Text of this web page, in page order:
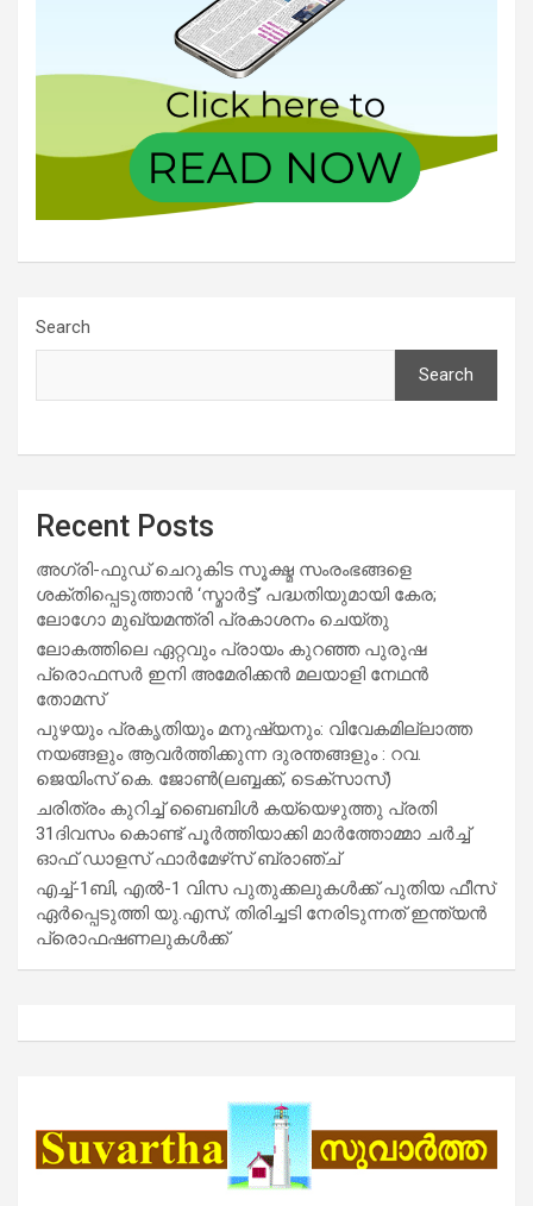
Search
Search
Recent Posts
അഗ്രി-ഫുഡ് ചെറുകിട സൂക്ഷ്മ സംരംഭങ്ങളെ
ശക്തിപ്പെടുത്താന്‍ ‘സ്മാര്‍ട്ട്’ പദ്ധതിയുമായി കേര;
ലോഗോ മുഖ്യമന്ത്രി പ്രകാശനം ചെയ്തു
ലോകത്തിലെ ഏറ്റവും പ്രായം കുറഞ്ഞ പുരുഷ
പ്രൊഫസർ ഇനി അമേരിക്കൻ മലയാളി നേഥൻ
തോമസ്
പുഴയും പ്രകൃതിയും മനുഷ്യനും: വിവേകമില്ലാത്ത
നയങ്ങളും ആവർത്തിക്കുന്ന ദുരന്തങ്ങളും : റവ.
ജെയിംസ് കെ. ജോൺ(ലബ്ബക്ക്, ടെക്സാസ്)
ചരിത്രം കുറിച്ച് ബൈബിൾ കയ്യെഴുത്തു പ്രതി
31ദിവസം കൊണ്ട് പൂർത്തിയാക്കി മാർത്തോമ്മാ ചർച്ച്
ഓഫ് ഡാളസ് ഫാർമേഴ്‌സ് ബ്രാഞ്ച്
എച്ച്-1ബി, എൽ-1 വിസ പുതുക്കലുകൾക്ക് പുതിയ ഫീസ്
ഏർപ്പെടുത്തി യു.എസ്; തിരിച്ചടി നേരിടുന്നത് ഇന്ത്യൻ
പ്രൊഫഷണലുകൾക്ക്